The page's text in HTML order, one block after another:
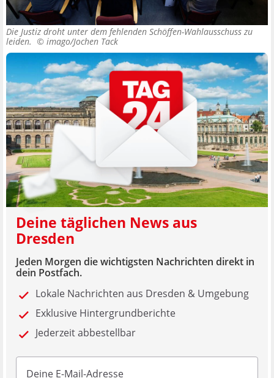
Die Justiz droht unter dem fehlenden Schöffen-Wahlausschuss zu
leiden. © imago/Jochen Tack
Deine täglichen News aus
Dresden
Jeden Morgen die wichtigsten Nachrichten direkt in
dein Postfach.
Lokale Nachrichten aus Dresden & Umgebung
Exklusive Hintergrundberichte
Jederzeit abbestellbar